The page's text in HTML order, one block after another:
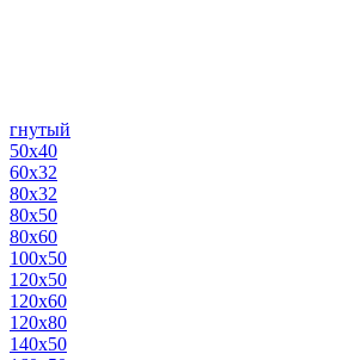
гнутый
50х40
60х32
80х32
80х50
80х60
100х50
120х50
120х60
120х80
140х50